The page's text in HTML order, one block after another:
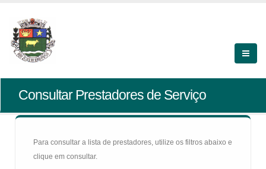
Consultar Prestadores de Serviço
Para consultar a lista de prestadores, utilize os filtros abaixo e
clique em consultar.